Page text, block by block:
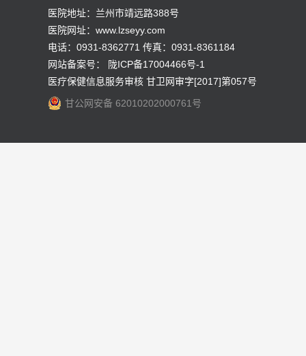
医院地址：兰州市靖远路388号
医院网址：www.lzseyy.com
电话：0931-8362771 传真：0931-8361184
网站备案号：
陇ICP备17004466号-1
医疗保健信息服务审核 甘卫网审字[2017]第057号
甘公网安备 62010202000761号